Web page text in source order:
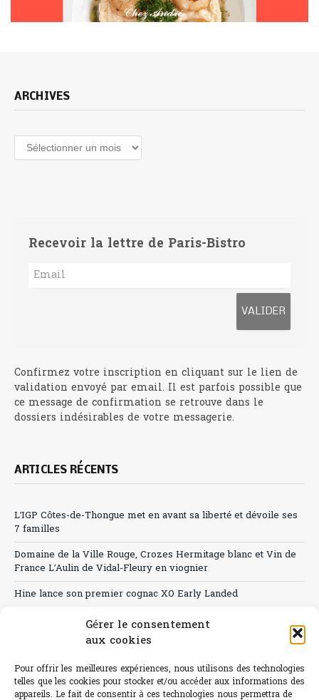
Gérer le consentement
aux cookies
Pour offrir les meilleures expériences, nous utilisons des technologies
telles que les cookies pour stocker et/ou accéder aux informations des
appareils. Le fait de consentir à ces technologies nous permettra de
ARCHIVES
Archives
Recevoir la lettre de Paris-Bistro
Confirmez votre inscription en cliquant sur le lien de
validation envoyé par email. Il est parfois possible que
ce message de confirmation se retrouve dans le
dossiers indésirables de votre messagerie.
ARTICLES RÉCENTS
L’IGP Côtes-de-Thongue met en avant sa liberté et dévoile ses
7 familles
Domaine de la Ville Rouge, Crozes Hermitage blanc et Vin de
France L’Aulin de Vidal-Fleury en viognier
Hine lance son premier cognac XO Early Landed
Canicule : A quand le CHR à « l’heure espagnole » ?
Sélection de rosés 2026